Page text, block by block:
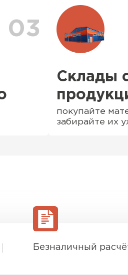
скидки.
03
Склады
покупайте
забирайте их
Безналичный